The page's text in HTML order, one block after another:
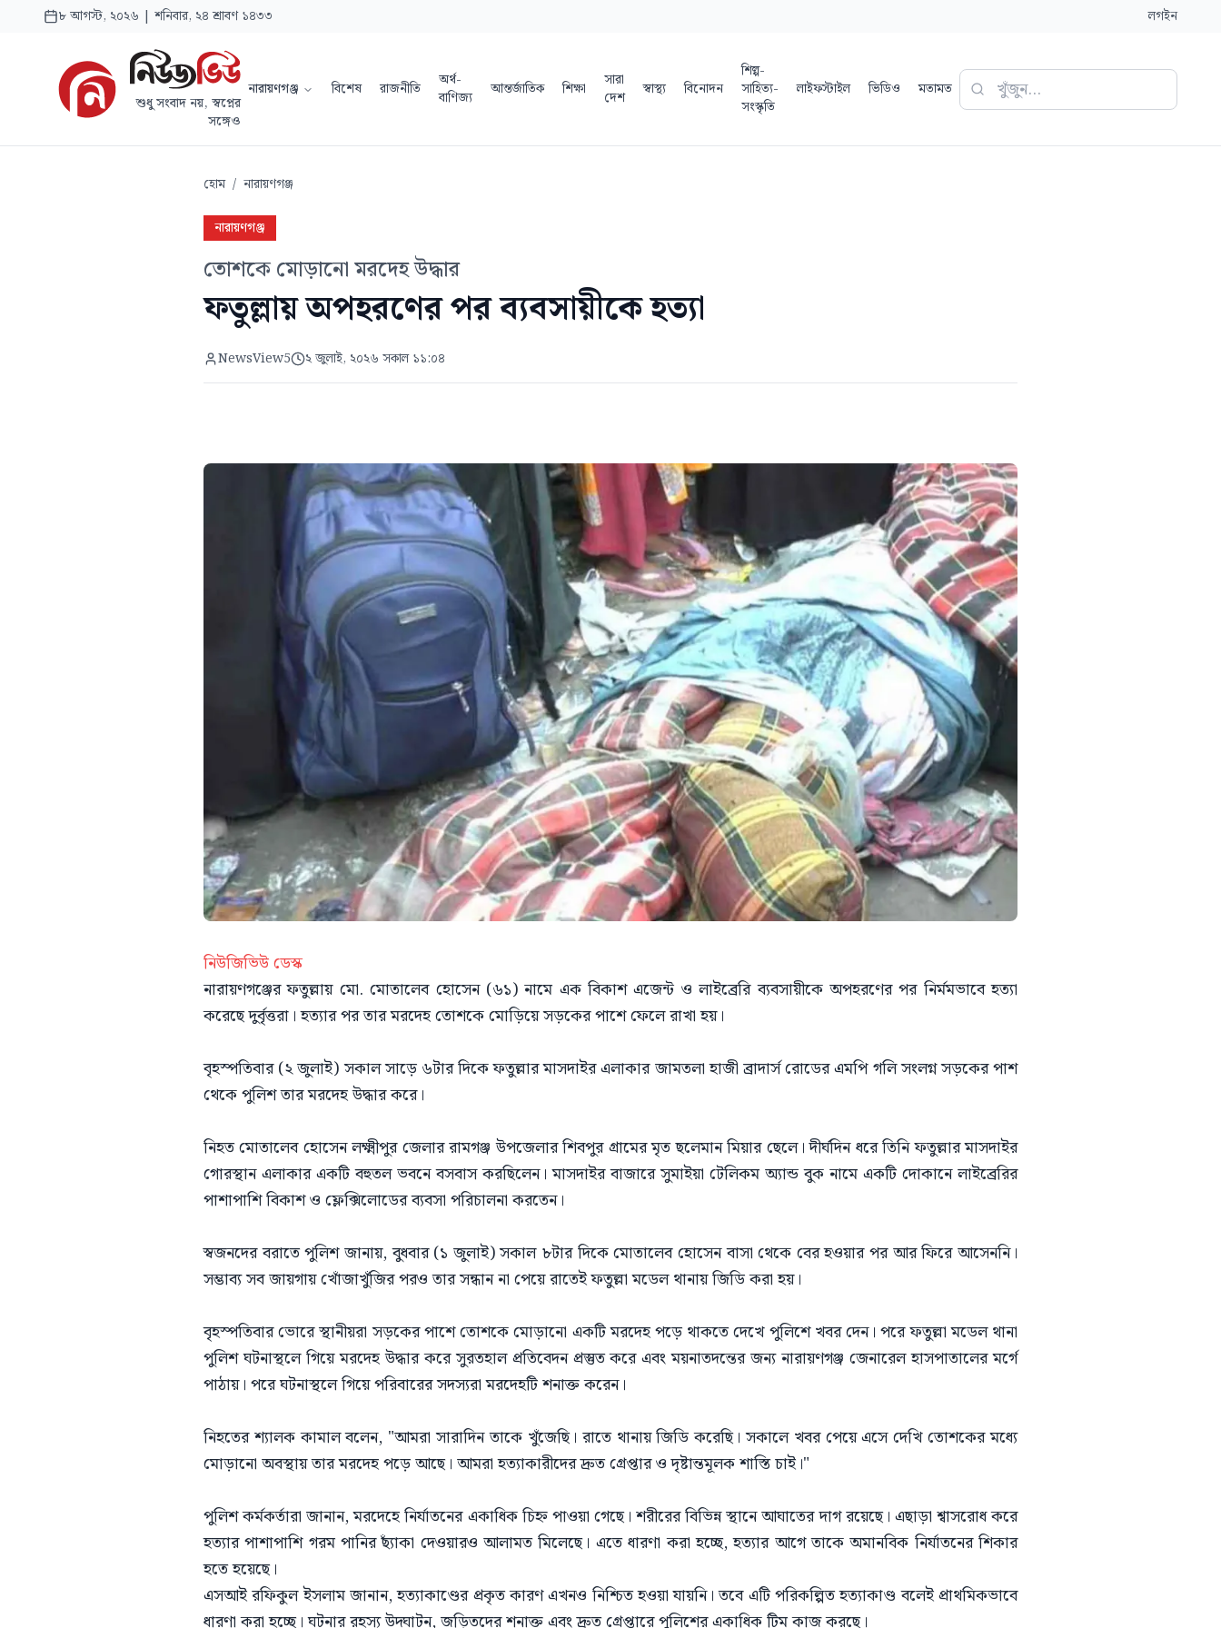
৮ আগস্ট, ২০২৬ | শনিবার, ২৪ শ্রাবণ ১৪৩৩ লগইন
শুধু সংবাদ নয়, স্বপ্নের
সঙ্গেও
নারায়ণগঞ্জ বিশেষ রাজনীতি
অর্থ-
বাণিজ্য
আন্তর্জাতিক শিক্ষা
সারা
দেশ
স্বাস্থ্য বিনোদন
শিল্প-
সাহিত্য-
সংস্কৃতি
লাইফস্টাইল ভিডিও মতামত
হোম / নারায়ণগঞ্জ
নারায়ণগঞ্জ
তোশকে মোড়ানো মরদেহ উদ্ধার
ফতুল্লায় অপহরণের পর ব্যবসায়ীকে হত্যা
NewsView5 ২ জুলাই, ২০২৬ সকাল ১১:০৪
নিউজিভিউ ডেস্ক
নারায়ণগঞ্জের ফতুল্লায় মো. মোতালেব হোসেন (৬১) নামে এক বিকাশ এজেন্ট ও লাইব্রেরি ব্যবসায়ীকে অপহরণের পর নির্মমভাবে হত্যা
করেছে দুর্বৃত্তরা। হত্যার পর তার মরদেহ তোশকে মোড়িয়ে সড়কের পাশে ফেলে রাখা হয়।
বৃহস্পতিবার (২ জুলাই) সকাল সাড়ে ৬টার দিকে ফতুল্লার মাসদাইর এলাকার জামতলা হাজী ব্রাদার্স রোডের এমপি গলি সংলগ্ন সড়কের পাশ
থেকে পুলিশ তার মরদেহ উদ্ধার করে।
নিহত মোতালেব হোসেন লক্ষ্মীপুর জেলার রামগঞ্জ উপজেলার শিবপুর গ্রামের মৃত ছলেমান মিয়ার ছেলে। দীর্ঘদিন ধরে তিনি ফতুল্লার মাসদাইর
গোরস্থান এলাকার একটি বহুতল ভবনে বসবাস করছিলেন। মাসদাইর বাজারে সুমাইয়া টেলিকম অ্যান্ড বুক নামে একটি দোকানে লাইব্রেরির
পাশাপাশি বিকাশ ও ফ্লেক্সিলোডের ব্যবসা পরিচালনা করতেন।
স্বজনদের বরাতে পুলিশ জানায়, বুধবার (১ জুলাই) সকাল ৮টার দিকে মোতালেব হোসেন বাসা থেকে বের হওয়ার পর আর ফিরে আসেননি।
সম্ভাব্য সব জায়গায় খোঁজাখুঁজির পরও তার সন্ধান না পেয়ে রাতেই ফতুল্লা মডেল থানায় জিডি করা হয়।
বৃহস্পতিবার ভোরে স্থানীয়রা সড়কের পাশে তোশকে মোড়ানো একটি মরদেহ পড়ে থাকতে দেখে পুলিশে খবর দেন। পরে ফতুল্লা মডেল থানা
পুলিশ ঘটনাস্থলে গিয়ে মরদেহ উদ্ধার করে সুরতহাল প্রতিবেদন প্রস্তুত করে এবং ময়নাতদন্তের জন্য নারায়ণগঞ্জ জেনারেল হাসপাতালের মর্গে
পাঠায়। পরে ঘটনাস্থলে গিয়ে পরিবারের সদস্যরা মরদেহটি শনাক্ত করেন।
নিহতের শ্যালক কামাল বলেন, "আমরা সারাদিন তাকে খুঁজেছি। রাতে থানায় জিডি করেছি। সকালে খবর পেয়ে এসে দেখি তোশকের মধ্যে
মোড়ানো অবস্থায় তার মরদেহ পড়ে আছে। আমরা হত্যাকারীদের দ্রুত গ্রেপ্তার ও দৃষ্টান্তমূলক শাস্তি চাই।"
পুলিশ কর্মকর্তারা জানান, মরদেহে নির্যাতনের একাধিক চিহ্ন পাওয়া গেছে। শরীরের বিভিন্ন স্থানে আঘাতের দাগ রয়েছে। এছাড়া শ্বাসরোধ করে
হত্যার পাশাপাশি গরম পানির ছ্যাঁকা দেওয়ারও আলামত মিলেছে। এতে ধারণা করা হচ্ছে, হত্যার আগে তাকে অমানবিক নির্যাতনের শিকার
হতে হয়েছে।
এসআই রফিকুল ইসলাম জানান, হত্যাকাণ্ডের প্রকৃত কারণ এখনও নিশ্চিত হওয়া যায়নি। তবে এটি পরিকল্পিত হত্যাকাণ্ড বলেই প্রাথমিকভাবে
ধারণা করা হচ্ছে। ঘটনার রহস্য উদ্ঘাটন, জড়িতদের শনাক্ত এবং দ্রুত গ্রেপ্তারে পুলিশের একাধিক টিম কাজ করছে।